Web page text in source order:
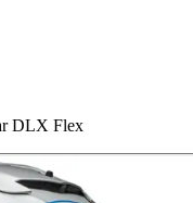
DLX Flex